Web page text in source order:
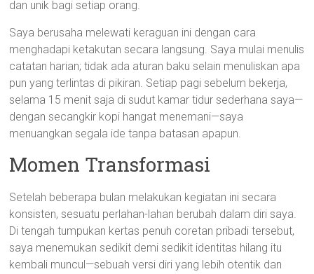
dan unik bagi setiap orang.
Saya berusaha melewati keraguan ini dengan cara
menghadapi ketakutan secara langsung. Saya mulai menulis
catatan harian; tidak ada aturan baku selain menuliskan apa
pun yang terlintas di pikiran. Setiap pagi sebelum bekerja,
selama 15 menit saja di sudut kamar tidur sederhana saya—
dengan secangkir kopi hangat menemani—saya
menuangkan segala ide tanpa batasan apapun.
Momen Transformasi
Setelah beberapa bulan melakukan kegiatan ini secara
konsisten, sesuatu perlahan-lahan berubah dalam diri saya.
Di tengah tumpukan kertas penuh coretan pribadi tersebut,
saya menemukan sedikit demi sedikit identitas hilang itu
kembali muncul—sebuah versi diri yang lebih otentik dan